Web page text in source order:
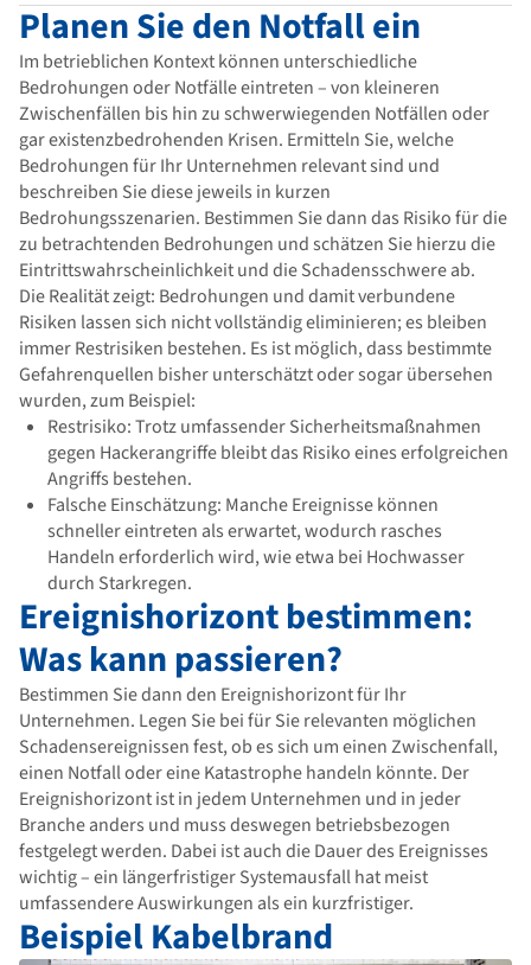
Planen Sie den Notfall ein
Im betrieblichen Kontext können unterschiedliche
Bedrohungen oder Notfälle eintreten – von kleineren
Zwischenfällen bis hin zu schwerwiegenden Notfällen oder
gar existenzbedrohenden Krisen. Ermitteln Sie, welche
Bedrohungen für Ihr Unternehmen relevant sind und
beschreiben Sie diese jeweils in kurzen
Bedrohungsszenarien. Bestimmen Sie dann das Risiko für die
zu betrachtenden Bedrohungen und schätzen Sie hierzu die
Eintrittswahrscheinlichkeit und die Schadensschwere ab.
Die Realität zeigt: Bedrohungen und damit verbundene
Risiken lassen sich nicht vollständig eliminieren; es bleiben
immer Restrisiken bestehen. Es ist möglich, dass bestimmte
Gefahrenquellen bisher unterschätzt oder sogar übersehen
wurden, zum Beispiel:
Restrisiko: Trotz umfassender Sicherheitsmaßnahmen
gegen Hackerangriffe bleibt das Risiko eines erfolgreichen
Angriffs bestehen.
Falsche Einschätzung: Manche Ereignisse können
schneller eintreten als erwartet, wodurch rasches
Handeln erforderlich wird, wie etwa bei Hochwasser
durch Starkregen.
Ereignishorizont bestimmen:
Was kann passieren?
Bestimmen Sie dann den Ereignishorizont für Ihr
Unternehmen. Legen Sie bei für Sie relevanten möglichen
Schadensereignissen fest, ob es sich um einen Zwischenfall,
einen Notfall oder eine Katastrophe handeln könnte. Der
Ereignishorizont ist in jedem Unternehmen und in jeder
Branche anders und muss deswegen betriebsbezogen
festgelegt werden. Dabei ist auch die Dauer des Ereignisses
wichtig – ein längerfristiger Systemausfall hat meist
umfassendere Auswirkungen als ein kurzfristiger.
Beispiel Kabelbrand